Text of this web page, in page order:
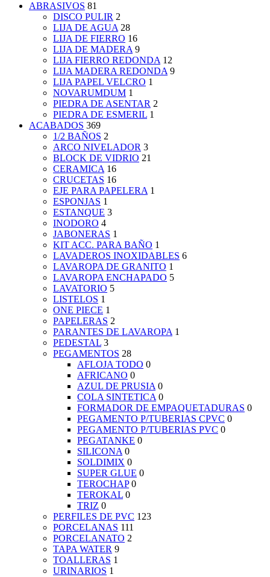
ABRASIVOS 81
DISCO PULIR 2
LIJA DE AGUA 28
LIJA DE FIERRO 16
LIJA DE MADERA 9
LIJA FIERRO REDONDA 12
LIJA MADERA REDONDA 9
LIJA PAPEL VELCRO 1
NOVARUMDUM 1
PIEDRA DE ASENTAR 2
PIEDRA DE ESMERIL 1
ACABADOS 369
1/2 BAÑOS 2
ARCO NIVELADOR 3
BLOCK DE VIDRIO 21
CERAMICA 16
CRUCETAS 16
EJE PARA PAPELERA 1
ESPONJAS 1
ESTANQUE 3
INODORO 4
JABONERAS 1
KIT ACC. PARA BAÑO 1
LAVADEROS INOXIDABLES 6
LAVAROPA DE GRANITO 1
LAVAROPA ENCHAPADO 5
LAVATORIO 5
LISTELOS 1
ONE PIECE 1
PAPELERAS 2
PARANTES DE LAVAROPA 1
PEDESTAL 3
PEGAMENTOS 28
AFLOJA TODO 0
AFRICANO 0
AZUL DE PRUSIA 0
COLA SINTETICA 0
FORMADOR DE EMPAQUETADURAS 0
PEGAMENTO P/TUBERIAS CPVC 0
PEGAMENTO P/TUBERIAS PVC 0
PEGATANKE 0
SILICONA 0
SOLDIMIX 0
SUPER GLUE 0
TEROCHAP 0
TEROKAL 0
TRIZ 0
PERFILES DE PVC 123
PORCELANAS 111
PORCELANATO 2
TAPA WATER 9
TOALLERAS 1
URINARIOS 1